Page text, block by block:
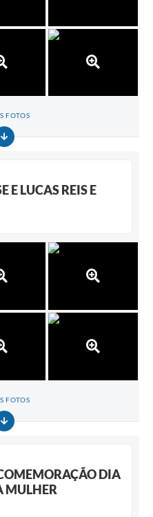
FOTOS
E LUCAS REIS E
FOTOS
DIA
MULHER